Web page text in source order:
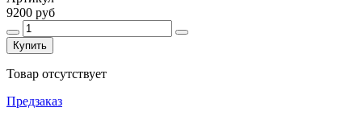
9200 руб
Купить
Товар отсутствует
Предзаказ